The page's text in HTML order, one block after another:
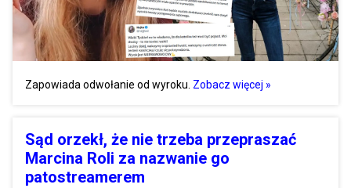
Zapowiada odwołanie od wyroku. Zobacz więcej »
Sąd orzekł, że nie trzeba przepraszać
Marcina Roli za nazwanie go
patostreamerem